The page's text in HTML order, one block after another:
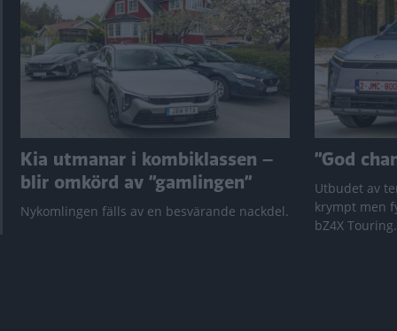
Kia utmanar i kombiklassen –
blir omkörd av ”gamlingen”
Nykomlingen fälls av en besvärande nackdel.
”God
Utbudet av
krympt men
bZ4X